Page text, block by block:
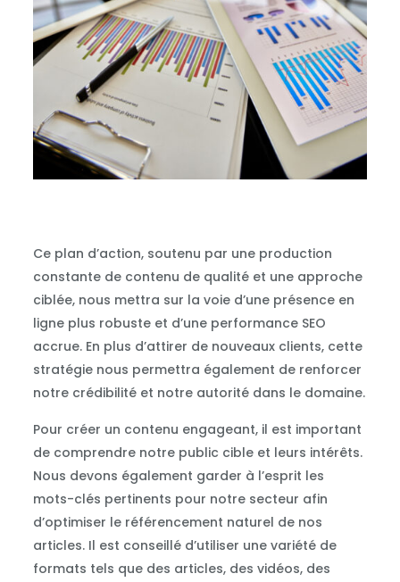
Ce plan d’action, soutenu par une production
constante de contenu de qualité et une approche
ciblée, nous mettra sur la voie d’une présence en
ligne plus robuste et d’une performance SEO
accrue. En plus d’attirer de nouveaux clients, cette
stratégie nous permettra également de renforcer
notre crédibilité et notre autorité dans le domaine.
Pour créer un contenu engageant, il est important
de comprendre notre public cible et leurs intérêts.
Nous devons également garder à l’esprit les
mots-clés pertinents pour notre secteur afin
d’optimiser le référencement naturel de nos
articles. Il est conseillé d’utiliser une variété de
formats tels que des articles, des vidéos, des